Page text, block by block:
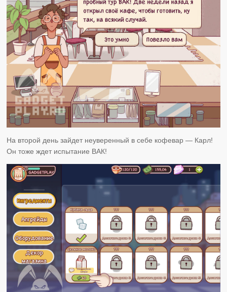
На второй день зайдет неуверенный в себе кофевар — Карл!
Он тоже ждет испытание ВАК!